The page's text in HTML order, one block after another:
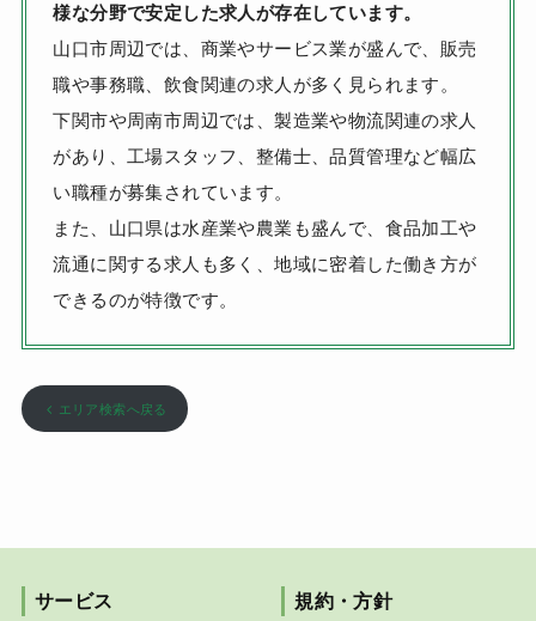
様な分野で安定した求人が存在しています。
山口市周辺では、商業やサービス業が盛んで、販売
職や事務職、飲食関連の求人が多く見られます。
下関市や周南市周辺では、製造業や物流関連の求人
があり、工場スタッフ、整備士、品質管理など幅広
い職種が募集されています。
また、山口県は水産業や農業も盛んで、食品加工や
流通に関する求人も多く、地域に密着した働き方が
できるのが特徴です。
エリア検索へ戻る
サービス 規約・方針